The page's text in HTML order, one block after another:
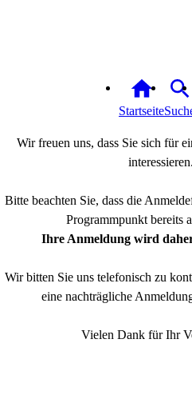
Startseite
Wir freuen uns, dass Sie sich für
interessieren.
Bitte beachten Sie, dass die
Programmpunkt bereits
Ihre Anmeldung wird
Wir bitten Sie uns telefonisch zu
eine nachträgliche
Vielen Dank für Ihr